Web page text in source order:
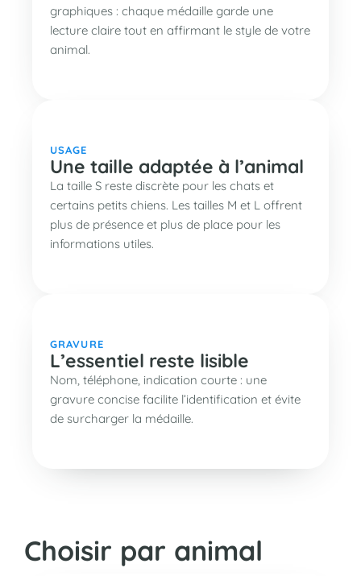
graphiques : chaque médaille garde une
lecture claire tout en affirmant le style de votre
animal.
USAGE
Une taille adaptée à l’animal
La taille S reste discrète pour les chats et
certains petits chiens. Les tailles M et L offrent
plus de présence et plus de place pour les
informations utiles.
GRAVURE
L’essentiel reste lisible
Nom, téléphone, indication courte : une
gravure concise facilite l’identification et évite
de surcharger la médaille.
Choisir par animal